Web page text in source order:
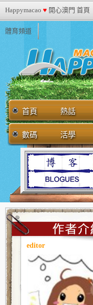
Happymacao ♥ 開心澳門 首頁
體育頻道
首頁 熱話
數碼 活學
editor